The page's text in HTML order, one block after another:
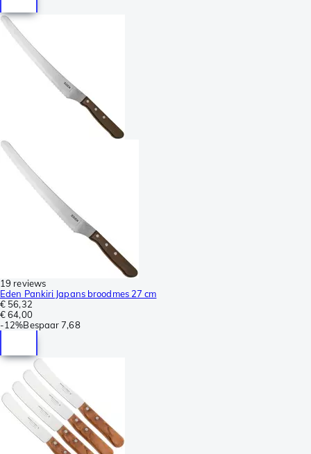
19 reviews
Eden Pankiri Japans broodmes 27 cm
€ 56,32
€ 64,00
-12%Bespaar 7,68